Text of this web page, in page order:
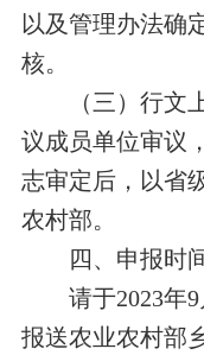
以及管理办法确
核。
（三）行文
议成员单位审议
志审定后，以省
农村部。
四、申报时
请于2023年9
报送农业农村部